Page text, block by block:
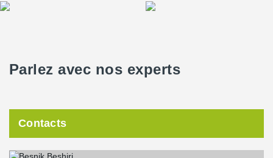
Parlez avec nos experts
Contacts